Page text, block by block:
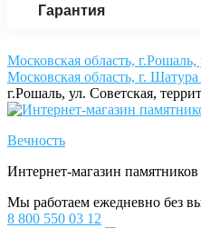
Гарантия
Московская область,
Московская область, г.
г.Рошаль, ул. Советская,
Вечность
Интернет-магазин памятников
Мы работаем ежедневно без
8 800 550 03 12